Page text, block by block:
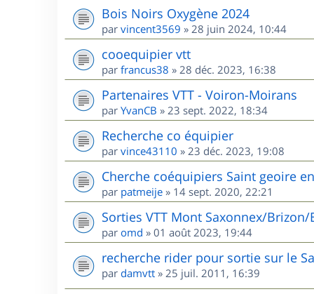
Bois Noirs Oxygène 2024
par vincent3569 » 28 juin 2024, 10:44
cooequipier vtt
par francus38 » 28 déc. 2023, 16:38
Partenaires VTT - Voiron-Moirans
par YvanCB » 23 sept. 2022, 18:34
Recherche co équipier
par vince43110 » 23 déc. 2023, 19:08
Cherche coéquipiers Saint geoire
par patmeije » 14 sept. 2020, 22:21
Sorties VTT Mont Saxonnex/
par omd » 01 août 2023, 19:44
recherche rider pour sortie sur le
par damvtt » 25 juil. 2011, 16:39